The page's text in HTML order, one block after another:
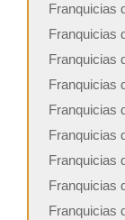
Franquicias
Franquicias
Franquicias
Franquicias
Franquicias
Franquicias
Franquicias
Franquicias
Franquicias